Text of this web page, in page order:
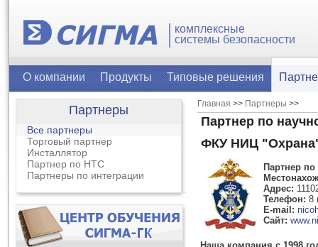
комплексные
системы безопасности
О компании Продукты Типовые решения
Партнеры
Все партнеры
Торговый партнер
Инсталлятор
Партнер по НТС
Партнеры по интеграции
Главная >> Партнеры >>
Партнер по
ФКУ НИЦ
Партнер
Адрес:
Телефон: 8
E-mail:
Сайт: